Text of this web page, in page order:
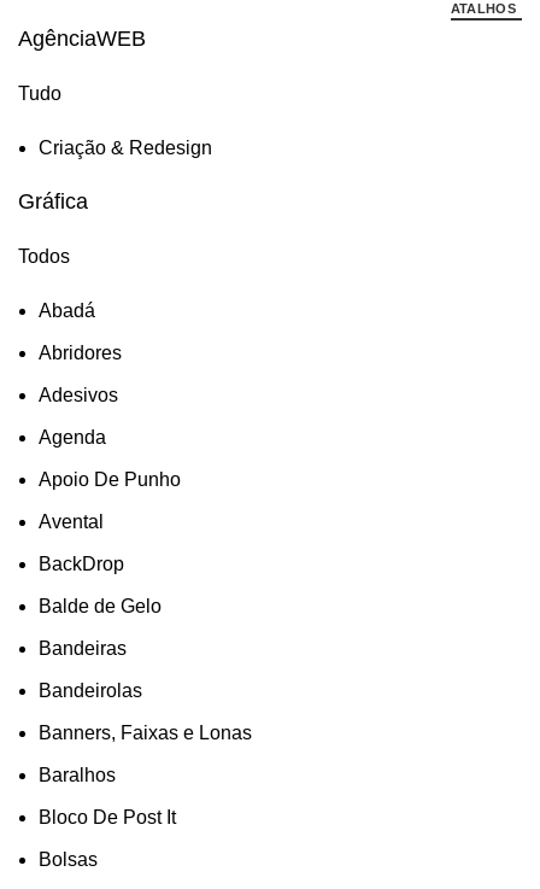
ATALHOS
AgênciaWEB
Tudo
Criação & Redesign
Gráfica
Todos
Abadá
Abridores
Adesivos
Agenda
Apoio De Punho
Avental
BackDrop
Balde de Gelo
Bandeiras
Bandeirolas
Banners, Faixas e Lonas
Baralhos
Bloco De Post It
Bolsas